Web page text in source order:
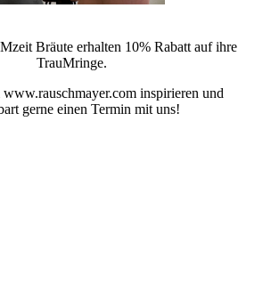
Bräute erhalten 10% Rabatt auf ihre
TrauMringe.
www.rauschmayer.com inspirieren und
gerne einen Termin mit uns!